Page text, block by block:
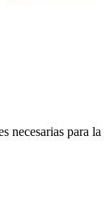
necesarias para la